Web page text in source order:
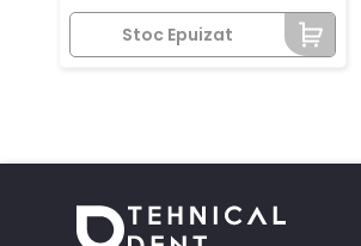
Stoc Epuizat